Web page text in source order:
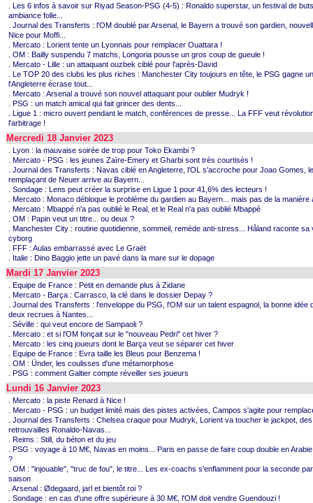
. Les 6 infos à savoir sur Riyad Season-PSG (4-5) : Ronaldo superstar, un festival de
ambiance folle...
. Journal des Transferts : l'OM doublé par Arsenal, le Bayern a trouvé son gardien,
Nice pour Moffi...
. Mercato : Lorient tente un Lyonnais pour remplacer Ouattara !
. OM : Bailly suspendu 7 matchs, Longoria pousse un gros coup de gueule !
. Mercato - Lille : un attaquant ouzbek ciblé pour l'après-David
. Le TOP 20 des clubs les plus riches : Manchester City toujours en tête, le PSG gagne
l'Angleterre écrase tout...
. Mercato : Arsenal a trouvé son nouvel attaquant pour oublier Mudryk !
. PSG : un match amical qui fait grincer des dents...
. Ligue 1 : micro ouvert pendant le match, conférences de presse... La FFF veut
l'arbitrage !
Mercredi 18 Janvier 2023
. Lyon : la mauvaise soirée de trop pour Toko Ekambi ?
. Mercato - PSG : les jeunes Zaïre-Emery et Gharbi sont très courtisés !
. Journal des Transferts : Navas ciblé en Angleterre, l'OL s'accroche pour Joao Gomes, le
remplaçant de Neuer arrive au Bayern...
. Sondage : Lens peut créer la surprise en Ligue 1 pour 41,6% des lecteurs !
. Mercato : Monaco débloque le problème du gardien au Bayern... mais pas de la manière
. Mercato : Mbappé n'a pas oublié le Real, et le Real n'a pas oublié Mbappé
. OM : Papin veut un titre... ou deux ?
. Manchester City : routine quotidienne, sommeil, remède anti-stress... Håland raconte sa
cyborg
. FFF : Aulas embarrassé avec Le Graët
. Italie : Dino Baggio jette un pavé dans la mare sur le dopage
Mardi 17 Janvier 2023
. Equipe de France : Petit en demande plus à Zidane
. Mercato - Barça : Carrasco, la clé dans le dossier Depay ?
. Journal des Transferts : l'enveloppe du PSG, l'OM sur un talent espagnol, la bonne idée
deux recrues à Nantes...
. Séville : qui veut encore de Sampaoli ?
. Mercato : et si l'OM fonçait sur le "nouveau Pedri" cet hiver ?
. Mercato : les cinq joueurs dont le Barça veut se séparer cet hiver
. Equipe de France : Evra taille les Bleus pour Benzema !
. OM : Ünder, les coulisses d'une métamorphose
. PSG : comment Galtier compte réveiller ses joueurs
Lundi 16 Janvier 2023
. Mercato : la piste Renard à Nice !
. Mercato - PSG : un budget limité mais des pistes activées, Campos s'agite pour
. Journal des Transferts : Chelsea craque pour Mudryk, Lorient va toucher le jackpot,
retrouvailles Ronaldo-Navas...
. Reims : Still, du béton et du jeu
. PSG : voyage à 10 M€, Navas en moins... Paris en passe de faire coup double en
?
. OM : "injouable", "truc de fou", le titre... Les ex-coachs s'enflamment pour la seconde
saison
. Arsenal : Ødegaard, jarl et bientôt roi ?
. Sondage : en cas d'une offre supérieure à 30 M€, l'OM doit vendre Guendouzi !